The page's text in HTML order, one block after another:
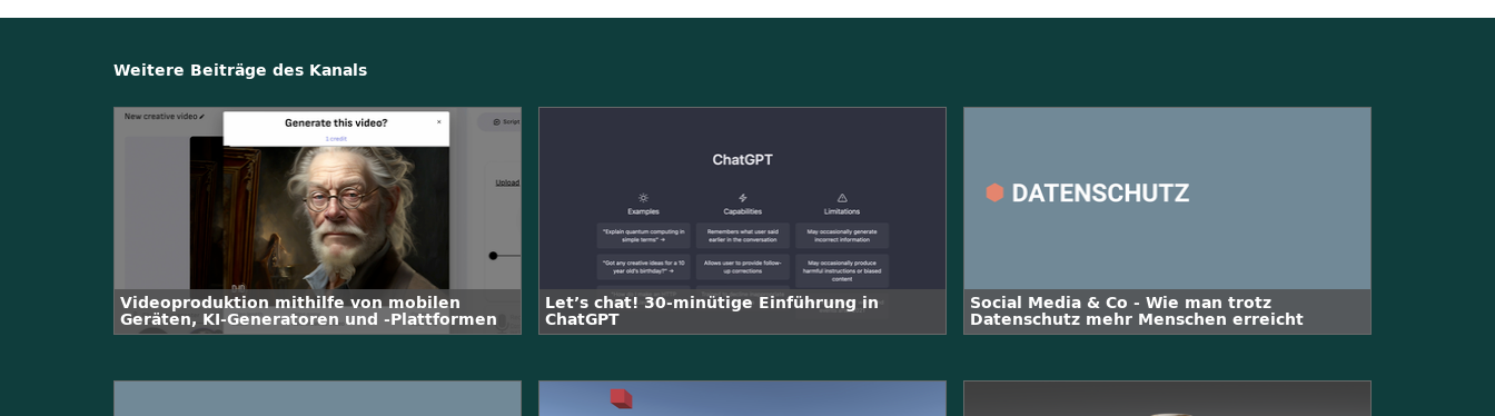
Weitere Beiträge des Kanals
Videoproduktion mithilfe von mobilen
Geräten, KI-Generatoren und -Plattformen
Let’s chat! 30-minütige Einführung in
ChatGPT
Social Media & Co - Wie man trotz
Datenschutz mehr Menschen erreicht